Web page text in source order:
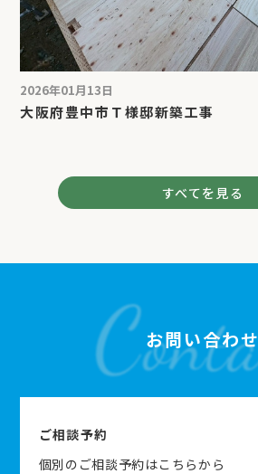
2026年01月13日
大阪府豊中市Ｔ様邸新築工事
すべてを見る
お問い合わせ
ご相談予約
個別のご相談予約はこちらから